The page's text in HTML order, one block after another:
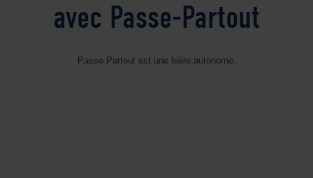
avec Passe-Partout
Passe Partout est une bière autonome.